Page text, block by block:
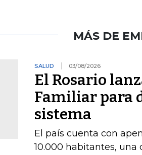
MÁS DE
SALUD 03/08/2026
El Rosario
Familiar para
sistema
El país cuenta con
10.000 habitantes,